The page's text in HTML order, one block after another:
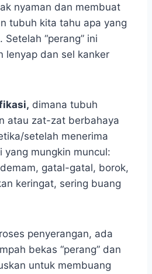
nyaman dan membuat
tubuh kita tahu apa yang
“perang” ini
lenyap dan sel kanker
dimana tubuh
atau zat-zat berbahaya
setelah menerima
yang mungkin muncul:
gatal-gatal, borok,
keringat, sering buang
penyerangan, ada
bekas “perang” dan
untuk membuang